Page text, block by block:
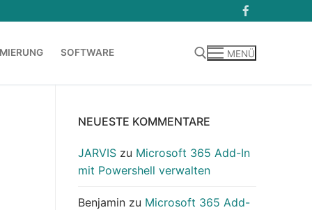
SOFTWARE MENÜ
NEUESTE KOMMENTARE
JARVIS zu Microsoft 365 Add-In
mit Powershell verwalten
Benjamin zu Microsoft 365 Add-